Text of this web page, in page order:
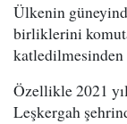
Ülkenin
birliklerini
Özellikle 2021
Leşkergah